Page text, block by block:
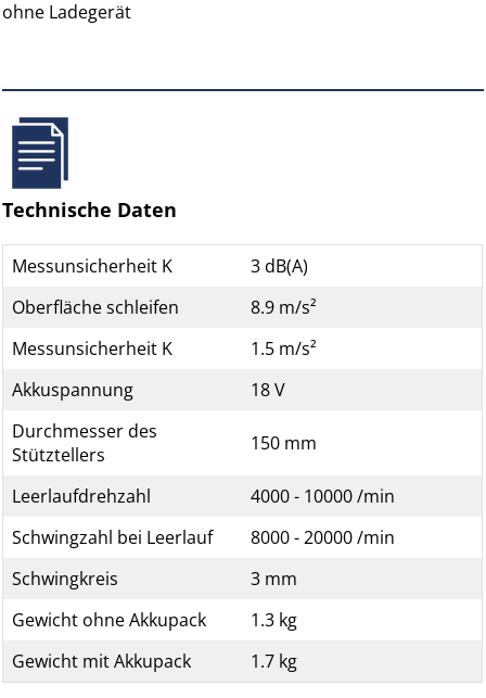
ohne Ladegerät
Technische Daten
Messunsicherheit K
3 dB(A)
Oberfläche schleifen
8.9 m/s²
Messunsicherheit K
1.5 m/s²
Akkuspannung
18 V
Durchmesser des
Stütztellers
150 mm
Leerlaufdrehzahl
4000 - 10000 /min
Schwingzahl bei Leerlauf
8000 - 20000 /min
Schwingkreis
3 mm
Gewicht ohne Akkupack
1.3 kg
Gewicht mit Akkupack
1.7 kg